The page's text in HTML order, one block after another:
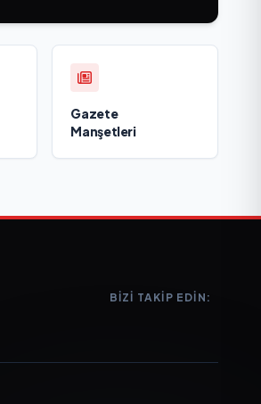
Gazete
Manşetleri
BIZI TAKIP EDIN: